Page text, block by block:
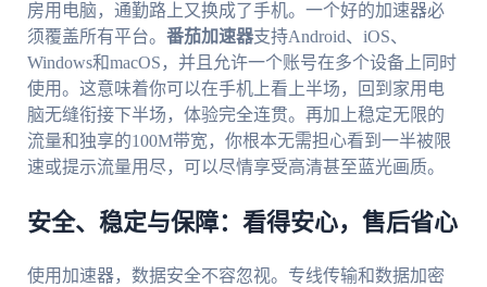
房用电脑，通勤路上又换成了手机。一个好的加速器必
须覆盖所有平台。 番茄加速器支持Android、iOS、
Windows和macOS，并且允许一个账号在多个设备上同时
使用。这意味着你可以在手机上看上半场，回到家用电
脑无缝衔接下半场，体验完全连贯。再加上稳定无限的
流量和独享的100M带宽，你根本无需担心看到一半被限
速或提示流量用尽，可以尽情享受高清甚至蓝光画质。
安全、稳定与保障：看得安心，售后省心
使用加速器，数据安全不容忽视。专线传输和数据加密